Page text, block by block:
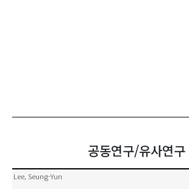
공동연구/유사연구
Lee, Seung-Yun